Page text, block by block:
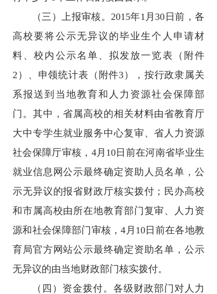
（三）上报审核。 2015年1 月 30日前，各
高校要将公示无异议的毕业生个人申请材
料、校内公示名单、拟发放一览表（附件
2 ）、申领统计表（附件3），按行政隶属关
系报送到当地教育和人力资源社会保障部
门。其中，省属高校的相关材料由省教育厅
大中专学生就业服务中心复审、省人力资源
社会保障厅审核， 4月 10日前在河南省毕业生
就业信息网公示最终确定资助人员名单，公
示无异议的报省财政厅核实拨付；民办高校
和市属高校由所在地教育部门复审、人力资
源和社会保障部门审核，4 月 10日前在各地教
育局官方网站公示最终确定资助名单，公示
无异议的由当地财政部门核实拨付。
（四）资金拨付。各级财政部门对人力